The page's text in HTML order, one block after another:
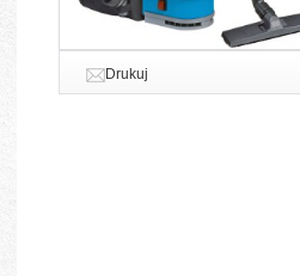
Drukuj